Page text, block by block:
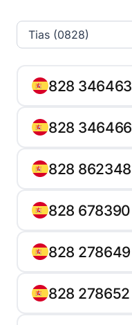
828 346463
828 346466
828 862348
828 678390
828 278649
828 278652